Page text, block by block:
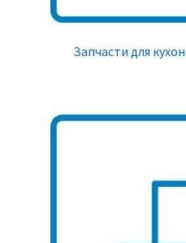
Запчасти для